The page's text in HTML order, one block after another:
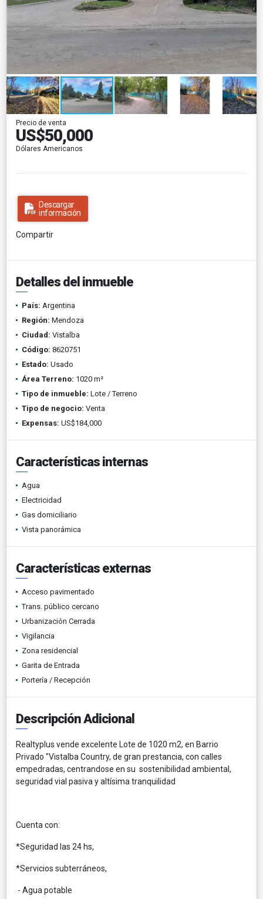
Precio de venta
US$50,000
Dólares Americanos
Descargar
información
Compartir
Detalles del inmueble
País: Argentina
Región: Mendoza
Ciudad: Vistalba
Código: 8620751
Estado: Usado
Área Terreno: 1020 m²
Tipo de inmueble: Lote / Terreno
Tipo de negocio: Venta
Expensas: US$184,000
Características internas
Agua
Electricidad
Gas domiciliario
Vista panorámica
Características externas
Acceso pavimentado
Trans. público cercano
Urbanización Cerrada
Vigilancia
Zona residencial
Garita de Entrada
Portería / Recepción
Descripción Adicional
Realtyplus vende excelente Lote de 1020 m2, en Barrio
Privado "Vistalba Country, de gran prestancia, con calles
empedradas, centrandose en su sostenibilidad ambiental,
seguridad vial pasiva y altísima tranquilidad
Cuenta con:
*Seguridad las 24 hs,
*Servicios subterráneos,
- Agua potable